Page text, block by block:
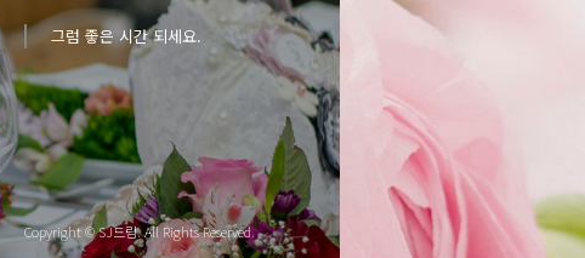
그럼 좋은 시간 되세요.
Copyright © SJ드림. All Rights Reserved.